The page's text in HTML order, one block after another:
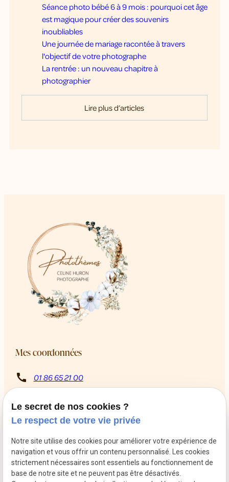
Séance photo bébé 6 à 9 mois : pourquoi cet âge
est magique pour créer des souvenirs
inoubliables
Une journée de mariage racontée à travers
l'objectif de votre photographe
La rentrée : un nouveau chapitre à
photographier
Lire plus d’articles
Mes coordonnées
call 01 86 65 21 00
8 Rue Rabutin Chantal
13009 Marseille
Du mardi au samedi de 10h à 12h puis de 14h à 18h
Retrouvez-moi sur les réseaux sociaux
Le secret de nos cookies ?
Le respect de votre vie privée
Notre site utilise des cookies pour améliorer votre expérience de
navigation et vous offrir un contenu personnalisé. Les cookies
strictement nécessaires sont essentiels au fonctionnement de
base de notre site et ne peuvent pas être désactivés.